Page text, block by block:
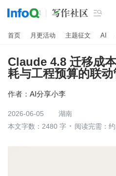

首页 月更活动 主题征文 AI
Claude 4.8 迁移成
耗与工程预算的联动
作者： AI分享小李
2026-06-05
湖南
本文字数：2480 字
阅读完需：